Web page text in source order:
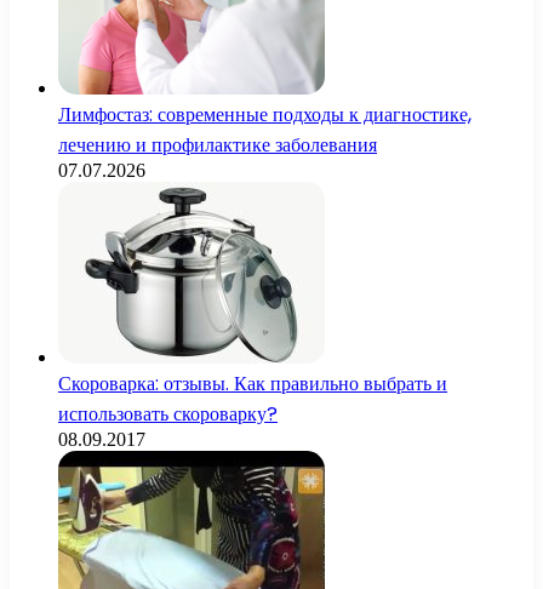
Лимфостаз: современные подходы к диагностике,
лечению и профилактике заболевания
07.07.2026
Скороварка: отзывы. Как правильно выбрать и
использовать скороварку?
08.09.2017